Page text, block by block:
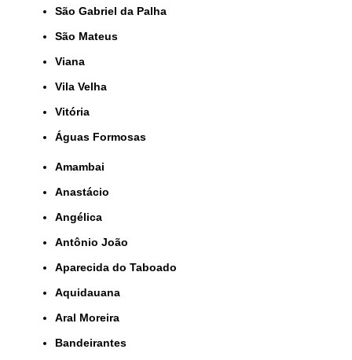
São Gabriel da Palha
São Mateus
Viana
Vila Velha
Vitória
Águas Formosas
Amambai
Anastácio
Angélica
Antônio João
Aparecida do Taboado
Aquidauana
Aral Moreira
Bandeirantes